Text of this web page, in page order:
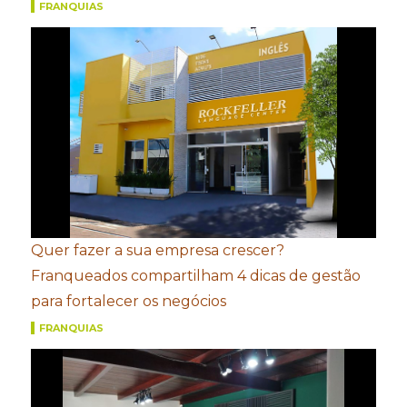
FRANQUIAS
Quer fazer a sua empresa crescer?
Franqueados compartilham 4 dicas de gestão
para fortalecer os negócios
FRANQUIAS